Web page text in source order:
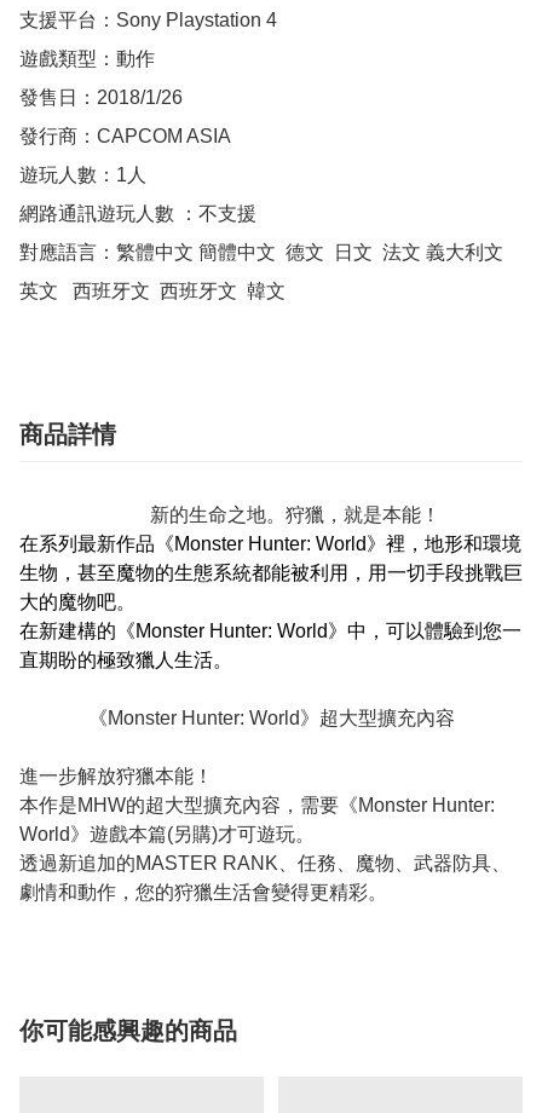
支援平台：Sony Playstation 4
遊戲類型：動作
發售日：2018/1/26
發行商：CAPCOM ASIA
遊玩人數：1人
網路通訊遊玩人數 ：不支援
對應語言：繁體中文 簡體中文  德文  日文  法文 義大利文
英文   西班牙文  西班牙文  韓文
商品詳情
新的生命之地。狩獵，就是本能！
在系列最新作品《Monster Hunter: World》裡，地形和環境
生物，甚至魔物的生態系統都能被利用，用一切手段挑戰巨
大的魔物吧。
在新建構的《Monster Hunter: World》中，可以體驗到您一
直期盼的極致獵人生活。
《Monster Hunter: World》超大型擴充內容
進一步解放狩獵本能！
本作是MHW的超大型擴充內容，需要《Monster Hunter:
World》遊戲本篇(另購)才可遊玩。
透過新追加的MASTER RANK、任務、魔物、武器防具、
劇情和動作，您的狩獵生活會變得更精彩。
你可能感興趣的商品